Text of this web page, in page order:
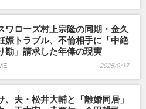
ワローズ村上宗隆の同期・金久
娠トラブル、不倫相手に「中絶
勘」請求した年俸の現実
2025/9/17
、夫・松井大輔と「離婚同居」